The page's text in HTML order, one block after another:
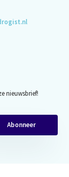
nieuwsbrief!
Abonneer